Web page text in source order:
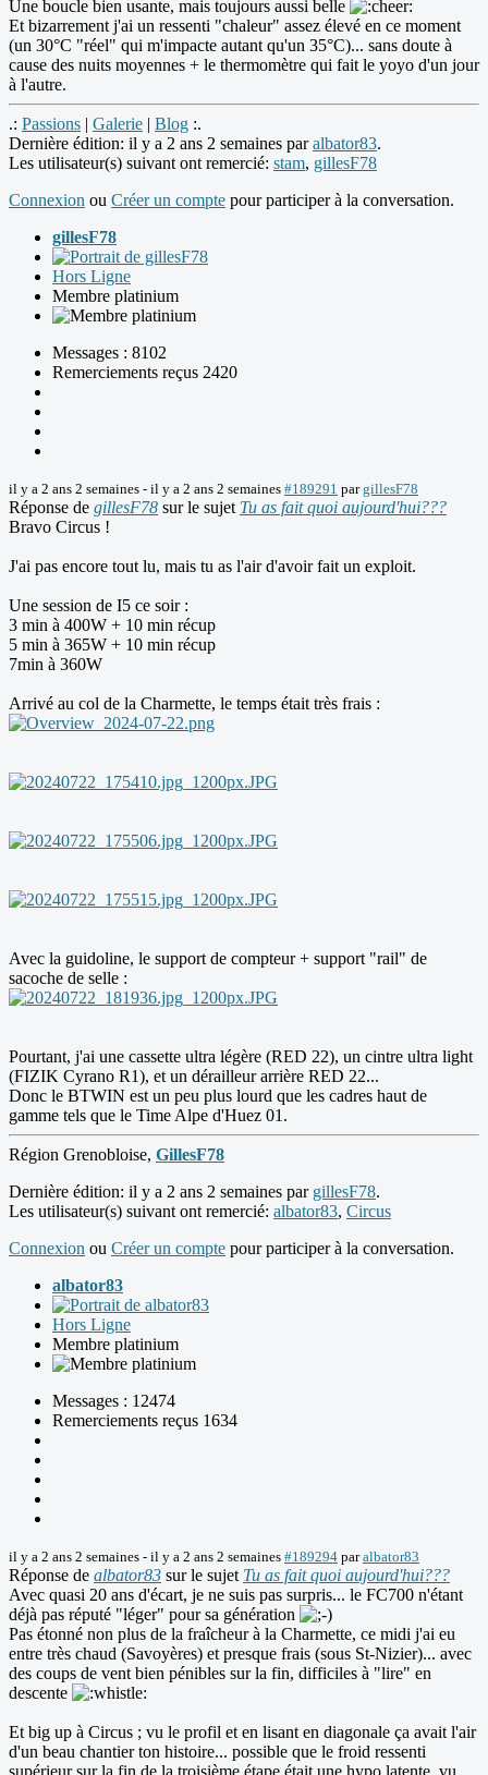
Une boucle bien usante, mais toujours aussi belle
Et bizarrement j'ai un ressenti "chaleur" assez élevé en ce moment
(un 30°C "réel" qui m'impacte autant qu'un 35°C)... sans doute à
cause des nuits moyennes + le thermomètre qui fait le yoyo d'un jour
à l'autre.
.: Passions | Galerie | Blog :.
Dernière édition: il y a 2 ans 2 semaines paralbator83.
Les utilisateur(s) suivant ont remercié: stam, gillesF78
Connexion ou Créer un compte pour participer à la conversation.
gillesF78
Hors Ligne
Membre platinium
Messages : 8102
Remerciements reçus 2420
il y a 2 ans 2 semaines - il y a 2 ans 2 semaines #189291 pargillesF78
Réponse de gillesF78 sur le sujet Tu as fait quoi aujourd'hui???
Bravo Circus !
J'ai pas encore tout lu, mais tu as l'air d'avoir fait un exploit.
Une session de I5 ce soir :
3 min à 400W + 10 min récup
5 min à 365W + 10 min récup
7min à 360W
Arrivé au col de la Charmette, le temps était très frais :
Avec la guidoline, le support de compteur + support "rail" de
sacoche de selle :
Pourtant, j'ai une cassette ultra légère (RED 22), un cintre ultra light
(FIZIK Cyrano R1), et un dérailleur arrière RED 22...
Donc le BTWIN est un peu plus lourd que les cadres haut de
gamme tels que le Time Alpe d'Huez 01.
Région Grenobloise, GillesF78
Dernière édition: il y a 2 ans 2 semaines par gillesF78.
Les utilisateur(s) suivant ont remercié: albator83, Circus
Connexion ou Créer un compte pour participer à la conversation.
albator83
Hors Ligne
Membre platinium
Messages : 12474
Remerciements reçus 1634
il y a 2 ans 2 semaines - il y a 2 ans 2 semaines #189294 paralbator83
Réponse de albator83 sur le sujet Tu as fait quoi aujourd'hui???
Avec quasi 20 ans d'écart, je ne suis pas surpris... le FC700 n'étant
déjà pas réputé "léger" pour sa génération
Pas étonné non plus de la fraîcheur à la Charmette, ce midi j'ai eu
entre très chaud (Savoyères) et presque frais (sous St-Nizier)... avec
des coups de vent bien pénibles sur la fin, difficiles à "lire" en
descente
Et big up à Circus ; vu le profil et en lisant en diagonale ça avait l'air
d'un beau chantier ton histoire... possible que le froid ressenti
supérieur sur la fin de la troisième étape était une hypo latente, vu